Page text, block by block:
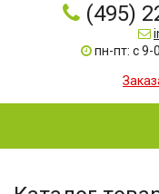
(495)
пн-пт: с 9-